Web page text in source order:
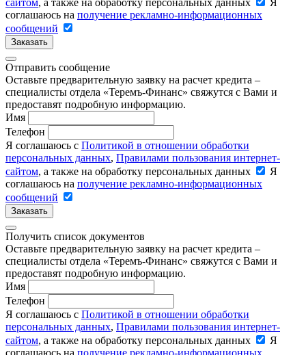
соглашаюсь на получение рекламно-информационных
сообщений
Заказать
Отправить сообщение
Оставьте предварительную заявку на расчет кредита –
специалисты отдела «Теремъ-Финанс» свяжутся с Вами и
предоставят подробную информацию.
Имя
Телефон
Я соглашаюсь с Политикой в отношении обработки
персональных данных, Правилами пользования интернет-
сайтом, а также на обработку персональных данных
Я
соглашаюсь на получение рекламно-информационных
сообщений
Заказать
Получить список документов
Оставьте предварительную заявку на расчет кредита –
специалисты отдела «Теремъ-Финанс» свяжутся с Вами и
предоставят подробную информацию.
Имя
Телефон
Я соглашаюсь с Политикой в отношении обработки
персональных данных, Правилами пользования интернет-
сайтом, а также на обработку персональных данных
Я
соглашаюсь на получение рекламно-информационных